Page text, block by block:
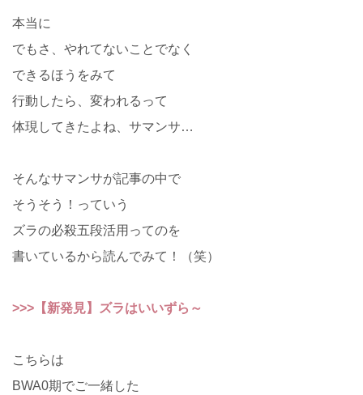
本当に
でもさ、やれてないことでなく
できるほうをみて
行動したら、変われるって
体現してきたよね、サマンサ…
そんなサマンサが記事の中で
そうそう！っていう
ズラの必殺五段活用ってのを
書いているから読んでみて！（笑）
>>>【新発見】ズラはいいずら～
こちらは
BWA0期でご一緒した